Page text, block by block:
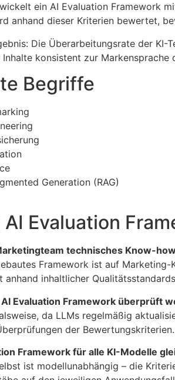
ein AI Evaluation Framework
anhand dieser Kriterien bewertet,
Die Überarbeitungsrate der
konsistent zur Markensprache
Begriffe
Generation (RAG)
AI Evaluation
technisches Know-
Framework ist auf
inhaltlicher
Evaluation Framework überprüft
da LLMs regelmäßig
der Bewertungskriterien.
Framework für alle KI-Modelle
ist modellunabhängig – die